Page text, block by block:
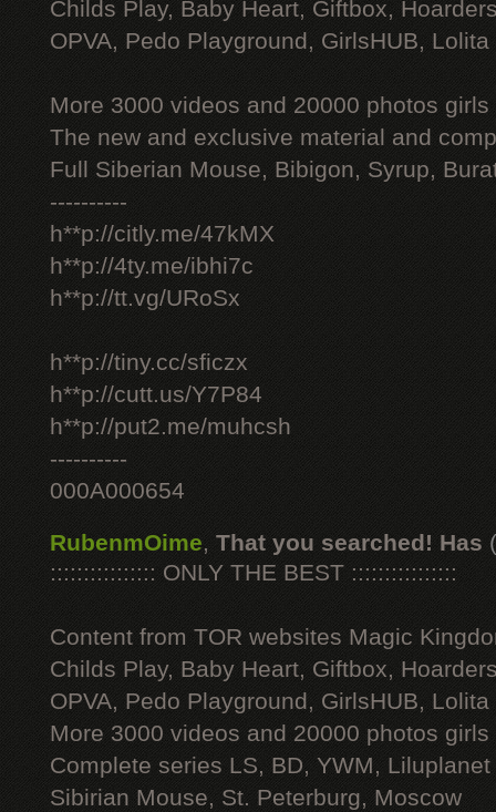
Childs Play, Baby Heart, Giftbox,
OPVA, Pedo Playground, GirlsHUB, Lolita
More 3000 videos and 20000 photos
The new and exclusive material and
Full Siberian Mouse, Bibigon, Syrup,
----------
h**p://citly.me/47kMX
h**p://4ty.me/ibhi7c
h**p://tt.vg/URoSx
h**p://tiny.cc/sficzx
h**p://cutt.us/Y7P84
h**p://put2.me/muhcsh
----------
000A000654
RubenmOime, That you searched! Has
:::::::::::::::: ONLY THE BEST ::::::::::::::::
Content from TOR websites Magic
Childs Play, Baby Heart, Giftbox,
OPVA, Pedo Playground, GirlsHUB, Lolita
More 3000 videos and 20000 photos
Complete series LS, BD, YWM, Liluplanet
Sibirian Mouse, St. Peterburg, Moscow